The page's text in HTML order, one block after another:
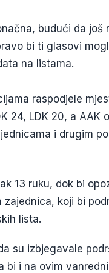
budući da
bi ti glasovi
na listama.
raspodjele
24, LDK 20, a AAK
i drugim
13 ruku, dok bi
zajednica, koji bi
lista.
su izbjegavale
bi i na ovim